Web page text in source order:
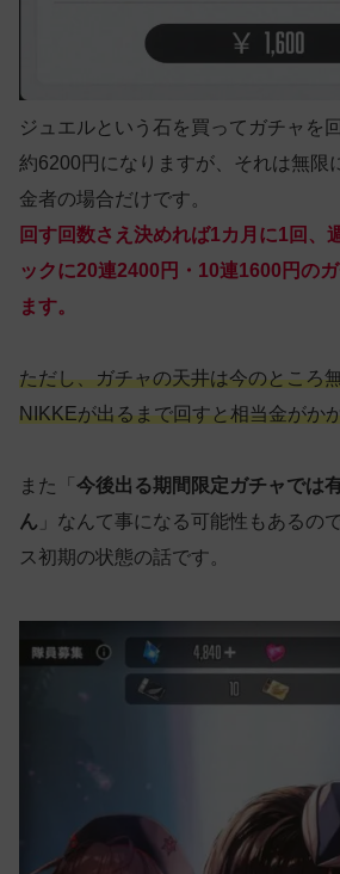
ジュエルという石を買ってガチャを
約6200円になりますが、それは無限
金者の場合だけです。
回す回数さえ決めれば1カ月に1回、
ックに20連2400円・10連1600円の
ます。
ただし、ガチャの天井は今のところ
NIKKEが出るまで回すと相当金がか
また「 今後出る期間限定ガチャでは
ん 」なんて事になる可能性もあるの
ス初期の状態の話です。